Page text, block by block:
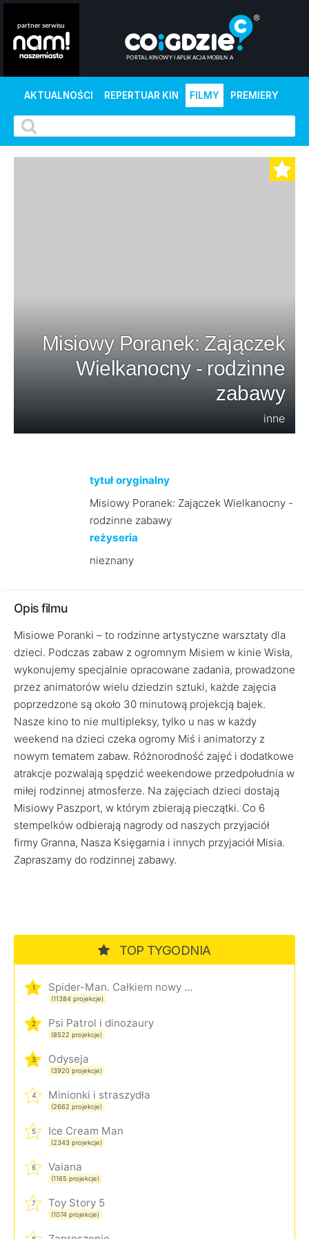
AKTUALNOŚCI REPERTUAR KIN FILMY PREMIERY
Misiowy Poranek: Zajączek
Wielkanocny - rodzinne
zabawy
inne
tytuł oryginalny
Misiowy Poranek: Zajączek Wielkanocny -
rodzinne zabawy
reżyseria
nieznany
Opis filmu
Misiowe Poranki – to rodzinne artystyczne warsztaty dla
dzieci. Podczas zabaw z ogromnym Misiem w kinie Wisła,
wykonujemy specjalnie opracowane zadania, prowadzone
przez animatorów wielu dziedzin sztuki, każde zajęcia
poprzedzone są około 30 minutową projekcją bajek.
Nasze kino to nie multipleksy, tylko u nas w każdy
weekend na dzieci czeka ogromy Miś i animatorzy z
nowym tematem zabaw. Różnorodność zajęć i dodatkowe
atrakcje pozwalają spędzić weekendowe przedpołudnia w
miłej rodzinnej atmosferze. Na zajęciach dzieci dostają
Misiowy Paszport, w którym zbierają pieczątki. Co 6
stempelków odbierają nagrody od naszych przyjaciół
firmy Granna, Nasza Księgarnia i innych przyjaciół Misia.
Zapraszamy do rodzinnej zabawy.
TOP TYGODNIA
1 Spider-Man. Całkiem nowy dzień
(11384 projekcje)
2 Psi Patrol i dinozaury
(8522 projekcje)
3 Odyseja
(3920 projekcje)
4 Minionki i straszydła
(2662 projekcje)
5 Ice Cream Man
(2343 projekcje)
6 Vaiana
(1165 projekcje)
7 Toy Story 5
(1074 projekcje)